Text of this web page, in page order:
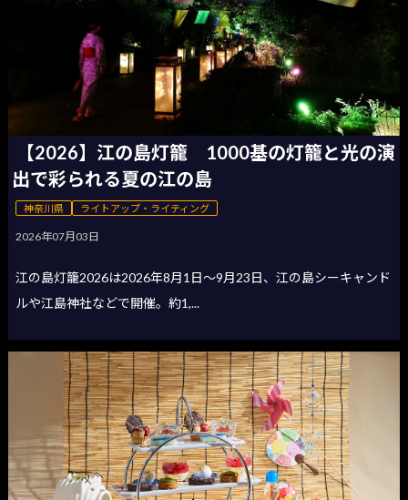
【2026】江の島灯籠 1000基の灯籠と光の演
出で彩られる夏の江の島
神奈川県 ライトアップ・ライティング
2026年07月03日
江の島灯籠2026は2026年8月1日〜9月23日、江の島シーキャンド
ルや江島神社などで開催。約1,...